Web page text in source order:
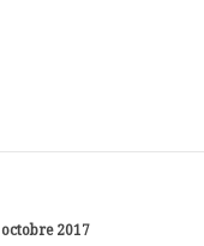
octobre 2017